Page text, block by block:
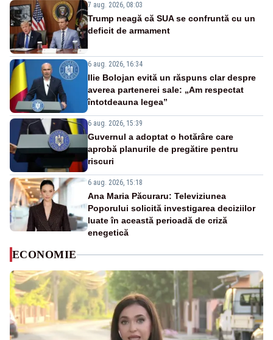
7 aug. 2026, 08:03
Trump neagă că SUA se confruntă cu un
deficit de armament
6 aug. 2026, 16:34
Ilie Bolojan evită un răspuns clar despre
averea partenerei sale: „Am respectat
întotdeauna legea”
6 aug. 2026, 15:39
Guvernul a adoptat o hotărâre care
aprobă planurile de pregătire pentru
riscuri
6 aug. 2026, 15:18
Ana Maria Păcuraru: Televiziunea
Poporului solicită investigarea deciziilor
luate în această perioadă de criză
enegetică
ECONOMIE